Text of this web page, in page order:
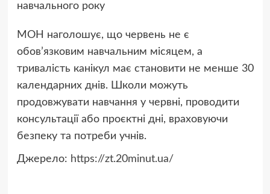
навчального року
МОН наголошує, що червень не є
обов’язковим навчальним місяцем, а
тривалість канікул має становити не менше 30
календарних днів. Школи можуть
продовжувати навчання у червні, проводити
консультації або проєктні дні, враховуючи
безпеку та потреби учнів.
Джерело: https://zt.20minut.ua/